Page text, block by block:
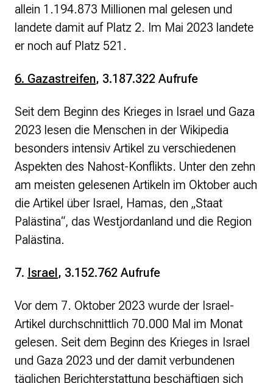
allein 1.194.873 Millionen mal gelesen und
landete damit auf Platz 2. Im Mai 2023 landete
er noch auf Platz 521.
6. Gazastreifen, 3.187.322 Aufrufe
Seit dem Beginn des Krieges in Israel und Gaza
2023 lesen die Menschen in der Wikipedia
besonders intensiv Artikel zu verschiedenen
Aspekten des Nahost-Konflikts. Unter den zehn
am meisten gelesenen Artikeln im Oktober auch
die Artikel über Israel, Hamas, den „Staat
Palästina“, das Westjordanland und die Region
Palästina.
7. Israel, 3.152.762 Aufrufe
Vor dem 7. Oktober 2023 wurde der Israel-
Artikel durchschnittlich 70.000 Mal im Monat
gelesen. Seit dem Beginn des Krieges in Israel
und Gaza 2023 und der damit verbundenen
täglichen Berichterstattung beschäftigen sich